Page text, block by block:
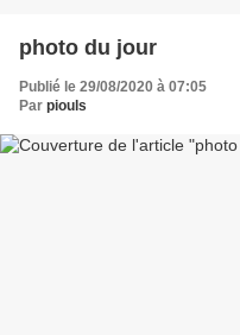
photo du jour
Publié le 29/08/2020 à 07:05
Par piouls